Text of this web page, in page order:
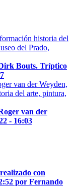
Bouts. Tríptico
van der
- 16:03
con
por Fernando